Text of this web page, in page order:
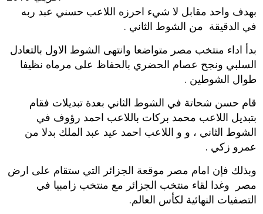
بهدف واحد مقابل لا شيء احرزه اللاعب حسني عبد ربه
في الدقيقة من الشوط الثاني .
بدأ اداء منتخب مصر متواضعا وانتهى الشوط الاول بالتعادل
السلبي ونجح عصام الحضري بالحفاظ على مرماه نظيفا
طوال الشوطين .
قام حسن شحاتة في الشوط الثاني بعدة تبديلات فقام
بتبديل اللاعب محمد بركات باللاعب احمد رؤوف في
الشوط الثاني ، و و اللاعب احمد عيد عبد الملك بدلا من
عمرو زكي .
وبذلك فإن امام مصر موقعة الجزائر التي ستقام على ارض
مصر وغدا لقاء منتخب الجزائر مع منتخب زامبيا في
التصفيات النهائية لكأس العالم.